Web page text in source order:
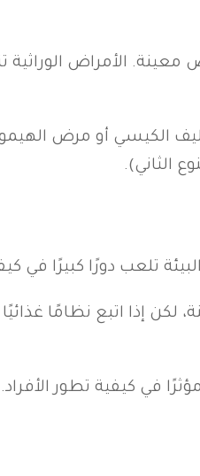
معينة. الأمراض
أو مرض
الثاني).
تلعب دورًا كبيرًا
إذا اتبع نظامًا
في كيفية تطور الأفراد.